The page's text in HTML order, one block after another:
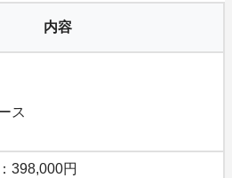
内容
ス
398,000円